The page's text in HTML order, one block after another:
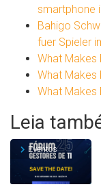
smartphone
Bahigo
fuer Spieler
What Makes
What Makes
What Makes
Leia
Eventos